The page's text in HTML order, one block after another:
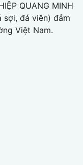
QUANG MINH
sợi, đá viên) đảm
Việt Nam.